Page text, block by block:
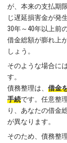
が、本来の支払期
じ遅延損害金が発
30年～40年以上前
借金総額が膨れ上
しょう。
そのような場合に
す。
債務整理は、 借金
手続です。任意整
り、あなたの借金
が異なります。
そのため、債務整